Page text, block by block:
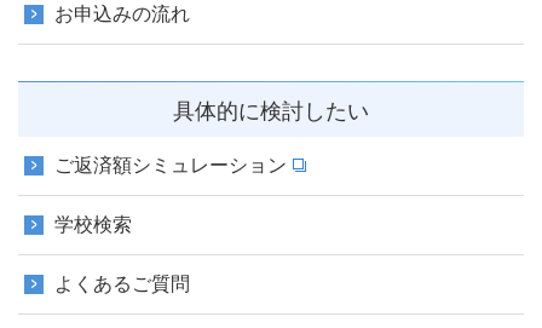
お申込みの流れ
具体的に検討したい
ご返済額シミュレーション
学校検索
よくあるご質問